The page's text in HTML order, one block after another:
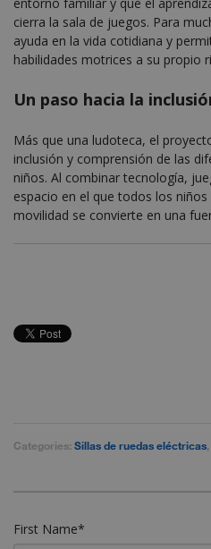
cierra la sala de juegos. Para
ayuda en la vida cotidiana y
habilidades motrices a su propio
Un paso hacia la
Más que una ludoteca, el
inclusión y comprensión de las
niños. Al combinar tecnología,
espacio en el que todos los
movilidad se convierte en una
Categories: Sillas de ruedas eléctricas,
First Name*